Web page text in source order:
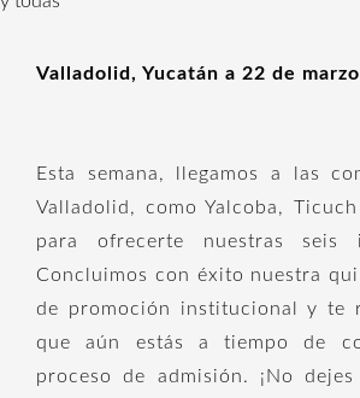
Valladolid, Yucatán a 22 de
Esta semana, llegamos a las
Valladolid, como Yalcoba,
para ofrecerte nuestras seis
Concluimos con éxito nuestra
de promoción institucional y te
que aún estás a tiempo de
proceso de admisión. ¡No